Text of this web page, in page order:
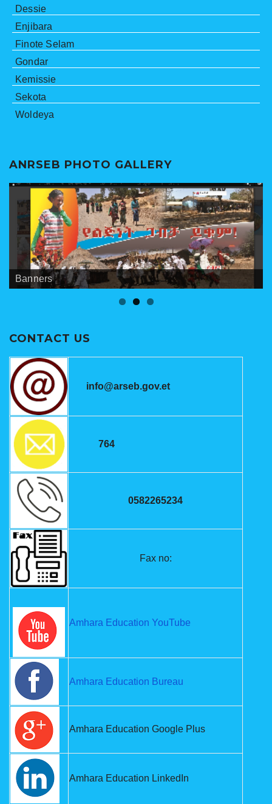
Dessie
Enjibara
Finote Selam
Gondar
Kemissie
Sekota
Woldeya
ANRSEB PHOTO GALLERY
ANRSEB Photo Gallery
Banners
Meetings
CONTACT US
info@arseb.gov.et
764
0582265234
Fax no:
Amhara Education YouTube
Amhara Education Bureau
Amhara Education Google Plus
Amhara Education LinkedIn